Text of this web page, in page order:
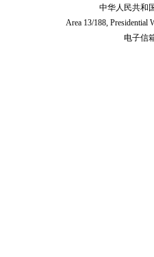
中华人民共和
Area 13/188, Presidential
电子信